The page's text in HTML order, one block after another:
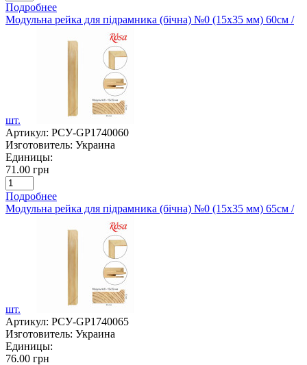
Подробнее
Модульна рейка для підрамника (бічна) №0 (15х35 мм) 60см /
шт.
Артикул: РСУ-GP1740060
Изготовитель: Украина
Единицы:
71.00 грн
Подробнее
Модульна рейка для підрамника (бічна) №0 (15х35 мм) 65см /
шт.
Артикул: РСУ-GP1740065
Изготовитель: Украина
Единицы:
76.00 грн